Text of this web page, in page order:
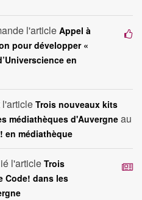
l'article Appel à
pour développer «
en
Trois nouveaux kits
médiathèques d'Auvergne au
en médiathèque
l'articleTrois
Code! dans les